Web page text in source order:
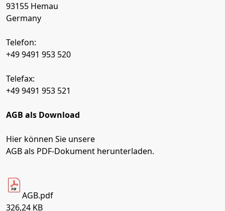
93155 Hemau
Germany
Telefon:
+49 9491 953 520
Telefax:
+49 9491 953 521
AGB als Download
Hier können Sie unsere
AGB als PDF-Dokument herunterladen.
AGB.pdf
326,24 KB